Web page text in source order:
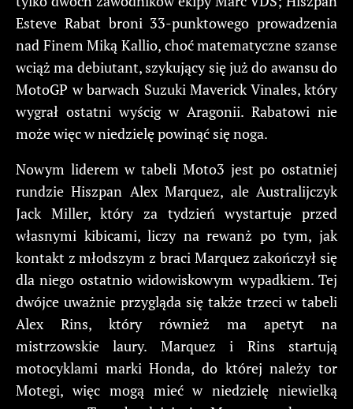
Esteve Rabat broni 33-punktowego prowadzenia
nad Finem Miką Kallio, choć matematyczne szanse
wciąż ma debiutant, szykujący się już do awansu do
MotoGP w barwach Suzuki Maverick Vinales, który
wygrał ostatni wyścig w Aragonii. Rabatowi nie
może więc w niedzielę powinąć się noga.
Nowym liderem w tabeli Moto3 jest po ostatniej
rundzie Hiszpan Alex Marquez, ale Australijczyk
Jack Miller, który za tydzień wystartuje przed
własnymi kibicami, liczy na rewanż po tym, jak
kontakt z młodszym z braci Marquez zakończył się
dla niego ostatnio widowiskowym wypadkiem. Tej
dwójce uważnie przygląda się także trzeci w tabeli
Alex Rins, który również ma apetyt na
mistrzowskie laury. Marquez i Rins startują
motocyklami marki Honda, do której należy tor
Motegi, więc mogą mieć w niedzielę niewielką